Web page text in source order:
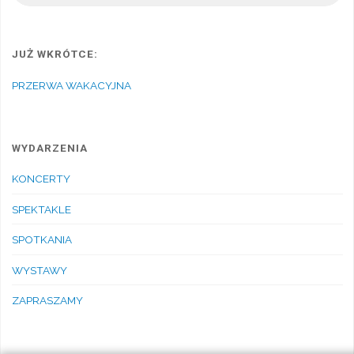
JUŻ WKRÓTCE:
PRZERWA WAKACYJNA
WYDARZENIA
KONCERTY
SPEKTAKLE
SPOTKANIA
WYSTAWY
ZAPRASZAMY